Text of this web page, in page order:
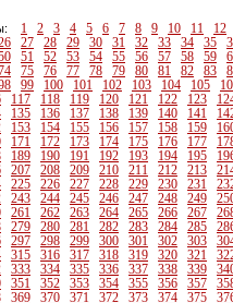
1 2 3 4 5 6 7 8 9 10 11 12
27 28 29 30 31 32 33 34 35
51 52 53 54 55 56 57 58 59
75 76 77 78 79 80 81 82 83
99 100 101 102 103 104 105
117 118 119 120 121 122 123
135 136 137 138 139 140 141
153 154 155 156 157 158 159
171 172 173 174 175 176 177
189 190 191 192 193 194 195
207 208 209 210 211 212 213
225 226 227 228 229 230 231
243 244 245 246 247 248 249
261 262 263 264 265 266 267
279 280 281 282 283 284 285
297 298 299 300 301 302 303
315 316 317 318 319 320 321
333 334 335 336 337 338 339
351 352 353 354 355 356 357
369 370 371 372 373 374 375